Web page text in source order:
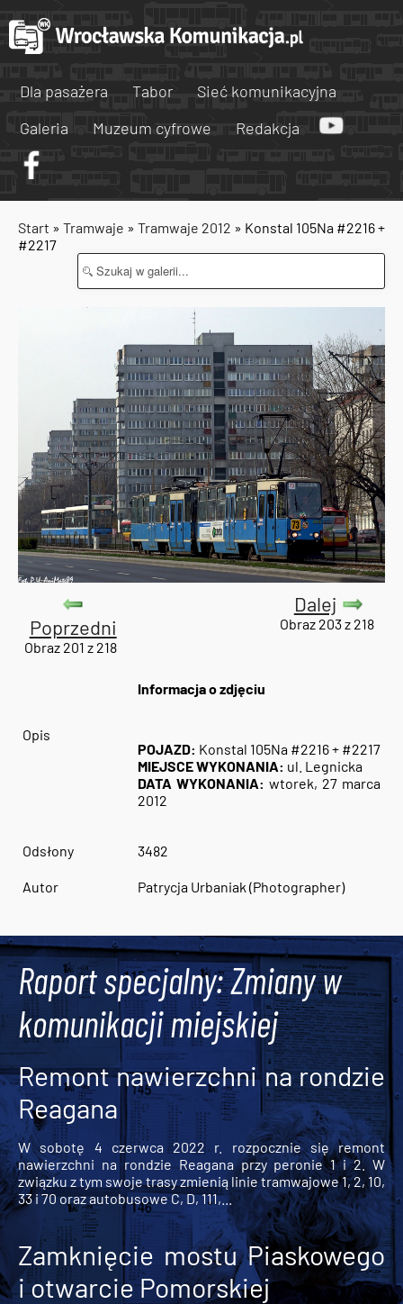
Dla pasażera Tabor
Sieć komunikacyjna
Galeria
Muzeum cyfrowe Redakcja
Start » Tramwaje » Tramwaje 2012 » Konstal 105Na #2216 +
#2217
Poprzedni
Obraz 201 z 218
Dalej
Obraz 203 z 218
Informacja o zdjęciu
Opis
POJAZD: Konstal 105Na #2216 + #2217
MIEJSCE WYKONANIA: ul. Legnicka
DATA WYKONANIA: wtorek, 27 marca
2012
Odsłony 3482
Autor Patrycja Urbaniak (Photographer)
Raport specjalny: Zmiany w
komunikacji miejskiej
Remont nawierzchni na rondzie
Reagana
W sobotę 4 czerwca 2022 r. rozpocznie się remont
nawierzchni na rondzie Reagana przy peronie 1 i 2. W
związku z tym swoje trasy zmienią linie tramwajowe 1, 2, 10,
33 i 70 oraz autobusowe C, D, 111,...
Zamknięcie mostu Piaskowego
i otwarcie Pomorskiej